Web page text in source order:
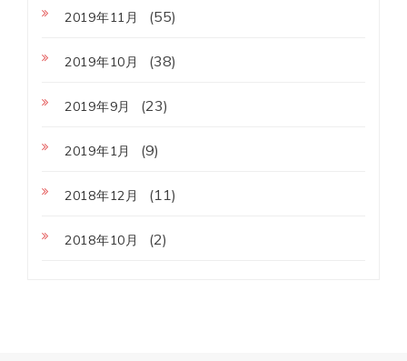
2019年11月 (55)
2019年10月 (38)
2019年9月 (23)
2019年1月 (9)
2018年12月 (11)
2018年10月 (2)